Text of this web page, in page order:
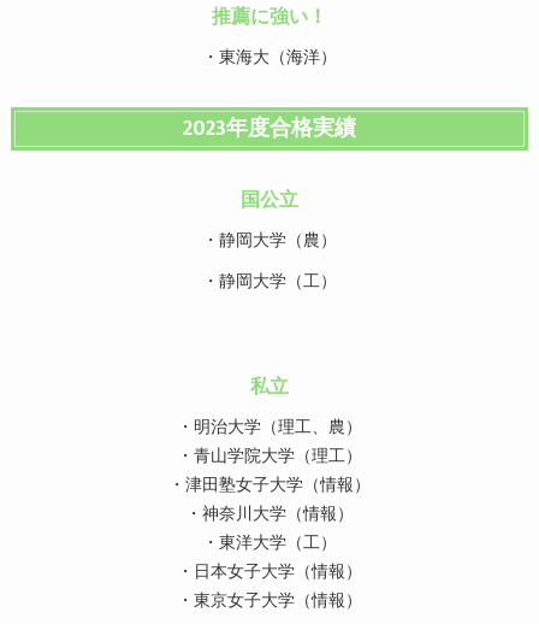
推薦に強い！
・東海大（海洋）
2023年度合格実績
国公立
・静岡大学（農）
・静岡大学（工）
私立
・明治大学（理工、農）
・青山学院大学（理工）
・津田塾女子大学（情報）
・神奈川大学（情報）
・東洋大学（工）
・日本女子大学（情報）
・東京女子大学（情報）